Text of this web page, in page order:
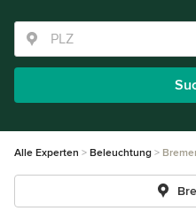
Alle Experten Beleuchtung